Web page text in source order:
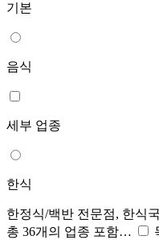
기본
음식
세부 업종
한식
한정식/백반 전문점, 한식
총 36개의 업종 포함…